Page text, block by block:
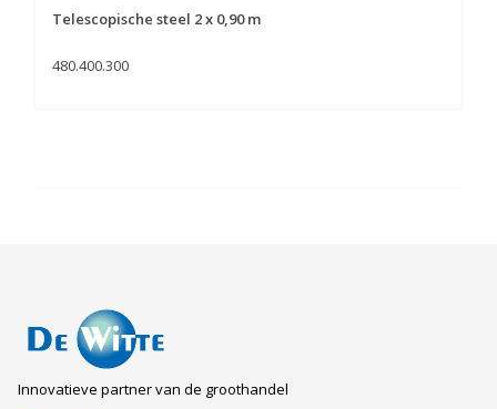
Telescopische steel 2 x 0,90 m
480.400.300
Innovatieve partner van de groothandel